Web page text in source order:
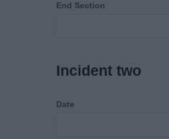
End Section
Incident two
Date